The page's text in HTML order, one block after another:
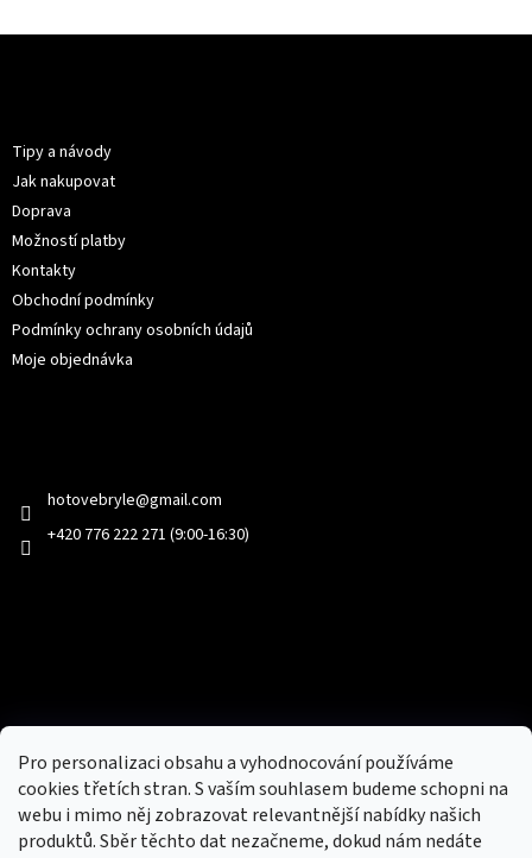
Pro personalizaci obsahu a vyhodnocování používáme
cookies třetích stran. S vaším souhlasem budeme schopni na
webu i mimo něj zobrazovat relevantnější nabídky našich
produktů. Sběr těchto dat nezačneme, dokud nám nedáte
Tipy a návody
Jak nakupovat
Doprava
Možností platby
Kontakty
Obchodní podmínky
Podmínky ochrany osobních údajů
Moje objednávka
hotovebryle@gmail.com
+420 776 222 271 (9:00-16:30)